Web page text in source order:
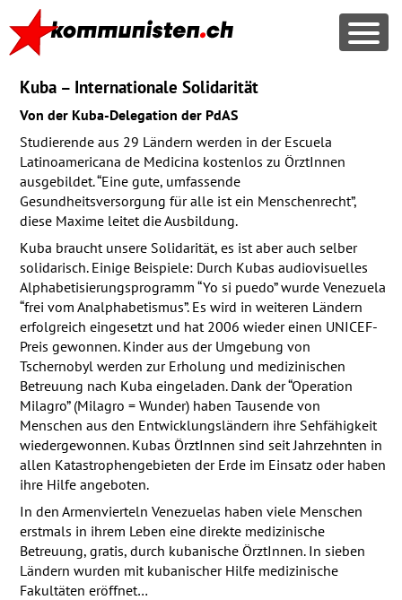
Kuba – Internationale Solidarität
Von der Kuba-Delegation der PdAS
Studierende aus 29 Ländern werden in der Escuela
Latinoamericana de Medicina kostenlos zu ÖrztInnen
ausgebildet. “Eine gute, umfassende
Gesundheitsversorgung für alle ist ein Menschenrecht”,
diese Maxime leitet die Ausbildung.
Kuba braucht unsere Solidarität, es ist aber auch selber
solidarisch. Einige Beispiele: Durch Kubas audiovisuelles
Alphabetisierungsprogramm “Yo si puedo” wurde Venezuela
“frei vom Analphabetismus”. Es wird in weiteren Ländern
erfolgreich eingesetzt und hat 2006 wieder einen UNICEF-
Preis gewonnen. Kinder aus der Umgebung von
Tschernobyl werden zur Erholung und medizinischen
Betreuung nach Kuba eingeladen. Dank der “Operation
Milagro” (Milagro = Wunder) haben Tausende von
Menschen aus den Entwicklungsländern ihre Sehfähigkeit
wiedergewonnen. Kubas ÖrztInnen sind seit Jahrzehnten in
allen Katastrophengebieten der Erde im Einsatz oder haben
ihre Hilfe angeboten.
In den Armenvierteln Venezuelas haben viele Menschen
erstmals in ihrem Leben eine direkte medizinische
Betreuung, gratis, durch kubanische ÖrztInnen. In sieben
Ländern wurden mit kubanischer Hilfe medizinische
Fakultäten eröffnet…